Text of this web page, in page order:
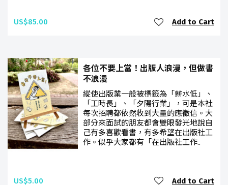
US$85.00 Add to Cart
各位不要上當！出版人浪漫，但做書
不浪漫
縱使出版業一般被標籤為「薪水低」、
「工時長」、「夕陽行業」，可是本社
每次招聘都依然收到大量的應徵信。大
部分來面試的朋友都會雙眼發光地說自
己有多喜歡看書，有多希望在出版社工
作。似乎大家都有「在出版社工作..
US$5.00 Add to Cart